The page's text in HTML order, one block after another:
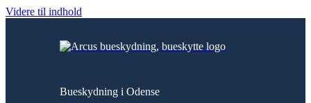
Videre til indhold
Bueskydning i Odense